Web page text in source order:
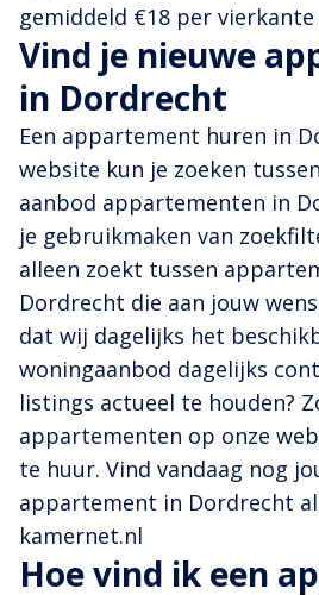
gemiddeld €18 per
Vind je nieuwe
in Dordrecht
Een appartement huren in
website kun je zoeken
aanbod appartementen in
je gebruikmaken van
alleen zoekt tussen
Dordrecht die aan jouw
dat wij dagelijks het
woningaanbod dagelijks
listings actueel te houden?
appartementen op onze
te huur. Vind vandaag nog
appartement in Dordrecht
kamernet.nl
Hoe vind ik een